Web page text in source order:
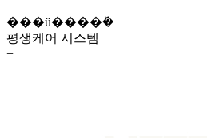
���ü����ܰ�
평생케어 시스템
+